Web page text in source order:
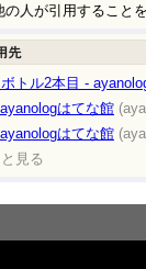
の人が引用すること
トル2本目 -
はてな館
はてな館
見る